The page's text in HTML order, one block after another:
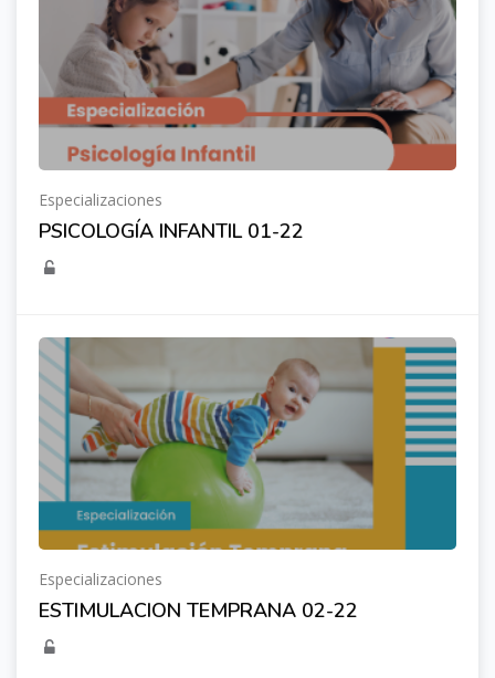
Especializaciones
PSICOLOGÍA INFANTIL 01-22
Especializaciones
ESTIMULACION TEMPRANA 02-22